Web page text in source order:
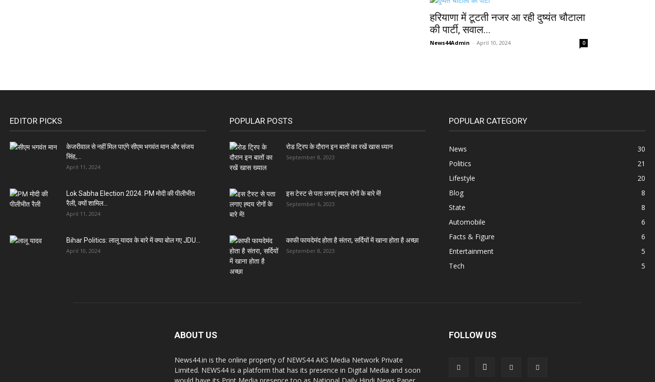
हरियाणा में टूटती नजर आ रही दुष्यंत चौटाला
की पार्टी, सवाल...
News44Admin - April 10, 2024 0
EDITOR PICKS
केजरीवाल से नहीं मिल पाएंगे सीएम भगवंत मान और संजय
सिंह,...
April 11, 2024
Lok Sabha Election 2024: PM मोदी की पीलीभीत
रैली, क्यों शामिल...
April 11, 2024
Bihar Politics: लालू यादव के बारे में क्या बोल गए JDU...
April 10, 2024
POPULAR POSTS
रोड ट्रिप के दौरान इन बातों का रखें खास ध्यान
September 8, 2023
इस टेस्ट से पता लगाएं ह्दय रोगों के बारे में!
September 6, 2023
काफी फायदेमंद होता है संतरा, सर्दियों में खाना होता है अच्छा
September 8, 2023
POPULAR CATEGORY
News
30
Politics
21
Lifestyle
20
Blog
8
State
8
Automobile
6
Facts & Figure
6
Entertainment
5
Tech
5
ABOUT US
News44.in is the online property of NEWS44 AKS Media Network Private
Limited. NEWS44 is a platform that has its presence in Digital Media and soon
FOLLOW US